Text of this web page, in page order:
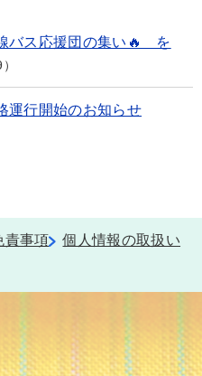
バス応援団の集い🔥 を
運行開始のお知らせ
責事項
個人情報の取扱い